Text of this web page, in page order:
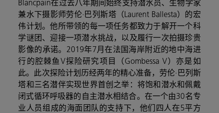
Blancpain在过去八年期间始终支持潜水员、生物学家
兼水下摄影师劳伦·巴列斯塔（Laurent Ballesta）的宏
伟计划。他所带领的每一项任务都致力于解开一个科
学谜团、迎接一项潜水挑战，以及履行一次拍摄珍贵
影像的承诺。 2019年7月在法国海岸附近的地中海进
行的腔棘鱼 V探险研究项目（Gombessa V）亦是如
此。此次探险计划历经两年的精心准备，劳伦·巴列斯
塔和三名潜伴实现世界首创之举：将饱和潜水和佩戴
闭式循环呼吸器的自主潜水相结合。在一个由30名专
业人员组成的海面团队的支持下，他们四人在5平方